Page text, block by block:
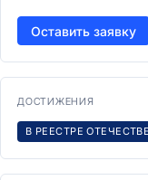
Оставить заявку
ДОСТИЖЕНИЯ
В РЕЕСТРЕ